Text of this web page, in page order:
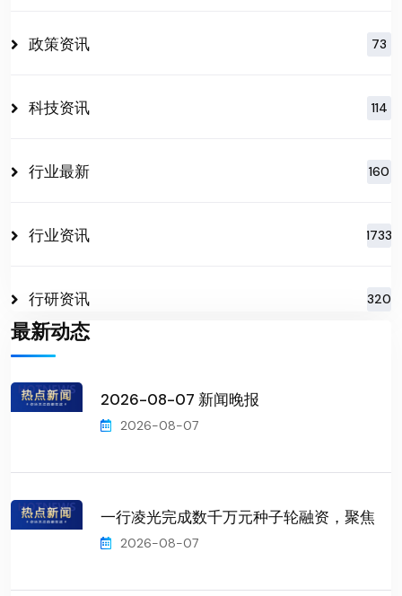
政策资讯 73
科技资讯 114
行业最新 160
行业资讯 1733
行研资讯 320
最新动态
2026-08-07 新闻晚报
2026-08-07
一行凌光完成数千万元种子轮融资，聚焦
2026-08-07